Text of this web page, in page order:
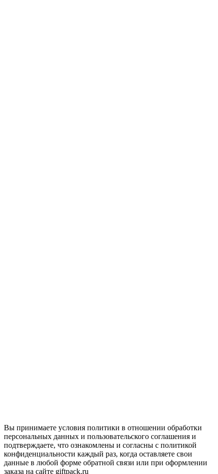
Вы принимаете условия политики в отношении обработки
персональных данных и пользовательского соглашения и
подтверждаете, что ознакомлены и согласны с политикой
конфиденциальности каждый раз, когда оставляете свои
данные в любой форме обратной связи или при оформлении
заказа на сайте giftpack.ru